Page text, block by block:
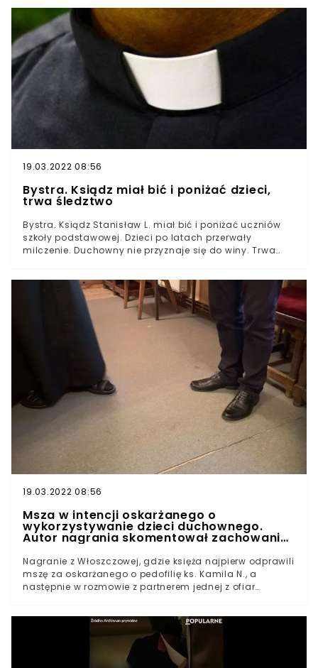
Watykan.W sobotnie popołudnie na oficjalnej stronie
Episkopatu Polski pojawił się oficjalny komunikat
dotyczący abp. Mariana Gołębiewskiego,
zaangażowanego w mechanizm krycia księży pedofili w
polskim Kościele katolickim.Archidiecezja wrocławska
poinformowała o przeprowadzeniu postępowania w
sprawie hierarchy przez Stolicę Apostolską.
19.03.2022 08:56
Bystra. Ksiądz miał bić i poniżać dzieci,
trwa śledztwo
Bystra. Ksiądz Stanisław L. miał bić i poniżać uczniów
szkoły podstawowej. Dzieci po latach przerwały
milczenie. Duchowny nie przyznaje się do winy. Trwa
funkcję katechety w szkole, leżącej na terenie Bystrej, w
Małopolsce. Śledztwo ruszyło dopiero w 2019 roku.
Wszystko dzięki jednej z uczennic, która wyznała, że
miała zostać uderzona w głowę.
19.03.2022 08:56
Msza w intencji oskarżanego o
wykorzystywanie dzieci duchownego.
Autor nagrania skomentował zachowanie
Nagranie z Włoszczowej, gdzie księża najpierw odprawili
mszę za oskarżanego o pedofilię ks. Kamila N., a
następnie w rozmowie z partnerem jednej z ofiar
skomentował autor materiału.Sprawę głośnej mszy z 14
lipca, w której księża modlili się o "Boże
błogosławieństwo, zdrowie, wszelkie potrzebne łaski i
opiekę Matki Boskiej" dla oskarżanego o pedofilię